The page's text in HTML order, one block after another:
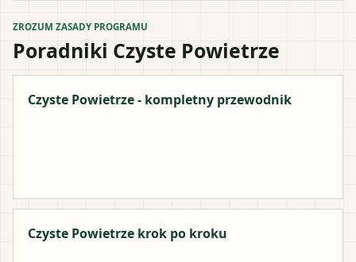
ZROZUM ZASADY PROGRAMU
Poradniki Czyste Powietrze
Czyste Powietrze - kompletny przewodnik
Czyste Powietrze krok po kroku